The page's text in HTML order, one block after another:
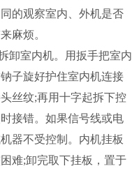
的观察室内、外机是否
麻烦。
室内机。用扳手把室内
子旋好护住室内机连接
丝纹;再用十字起拆下控
接错。如果信号线或电
器不受控制。内机挂板
难;卸完取下挂板，置于